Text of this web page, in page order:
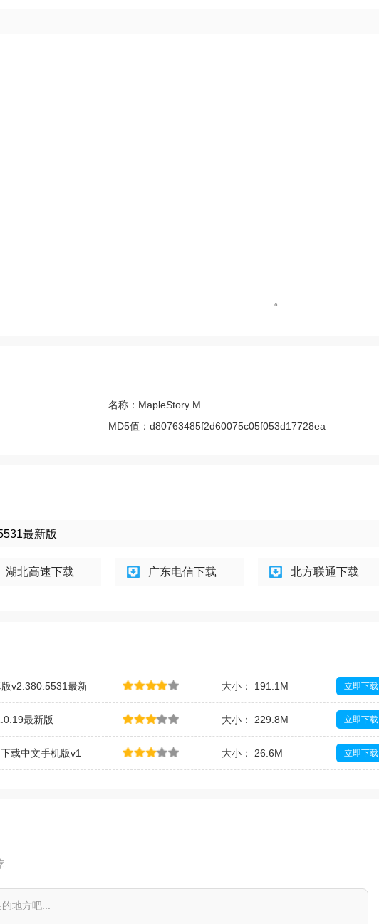
。
名称： MapleStory M
MD5值： d80763485f2d60075c05f053d17728ea
最新版
湖北高速下载 广东电信下载 北方联通下载
v2.380.5531最新 大小： 191.1M 立即下载
最新版 大小： 229.8M 立即下载
载中文手机版v1 大小： 26.6M 立即下载